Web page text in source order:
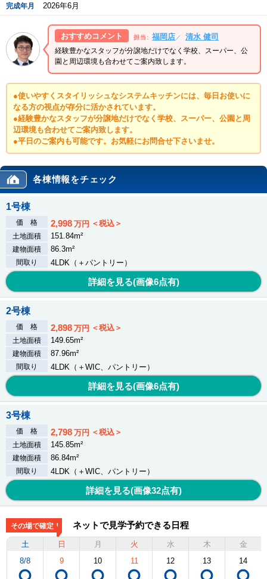
完成年月 2026年6月
おすすめコメント 担当: 福岡店 ／ 清水 健司
経験豊かなスタッフが分譲地だけでなく学校、スーパー、公
園と周辺環境も合わせてご案内致します。
●使いやすくスタイリッシュなシステムキッチンには、毎日お使いに
なる方の視点が存分に活かされています。
●経験豊かなスタッフが分譲地だけでなく学校、スーパー、公園と周
辺環境も合わせてご案内致します。
●平日のご案内も可能です。お気軽にお問合せ下さいませ。
各棟情報をチェック
1号棟
価 格 2,998 万円 ＜税込＞
土地面積 151.84m²
建物面積 86.3m²
間取り 4LDK（＋パントリー）
詳細を見る(画像6点有)
2号棟
価 格 2,898 万円 ＜税込＞
土地面積 149.65m²
建物面積 87.96m²
間取り 4LDK（＋WIC、パントリー）
詳細を見る(画像6点有)
3号棟
価 格 2,798 万円 ＜税込＞
土地面積 145.85m²
建物面積 86.84m²
間取り 4LDK（＋WIC、パントリー）
詳細を見る(画像32点有)
その場で確定！ ネットで見学予約できる日程
土
8/8
日
9
月
10
火
11
水
12
木
13
金
14